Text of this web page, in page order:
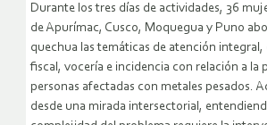
Durante los tres días de actividades, 36
de Apurímac, Cusco, Moquegua y Puno
quechua las temáticas de atención
fiscal, vocería e incidencia con relación a la
personas afectadas con metales pesados.
desde una mirada intersectorial,